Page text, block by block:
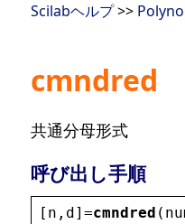
Scilabヘルプ>>
cmndred
共通分母形式
呼び出し手順
[ n , d]=cmndred (